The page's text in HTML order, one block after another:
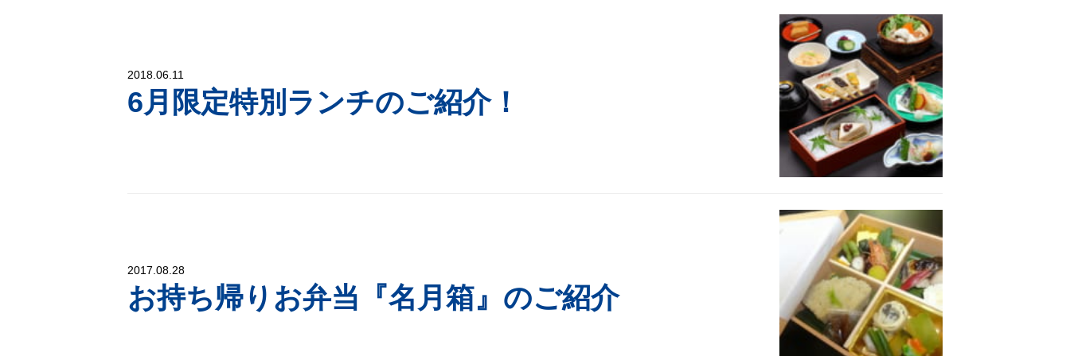
2018.06.11
6月限定特別ランチのご紹介！
2017.08.28
お持ち帰りお弁当『名月箱』のご紹介